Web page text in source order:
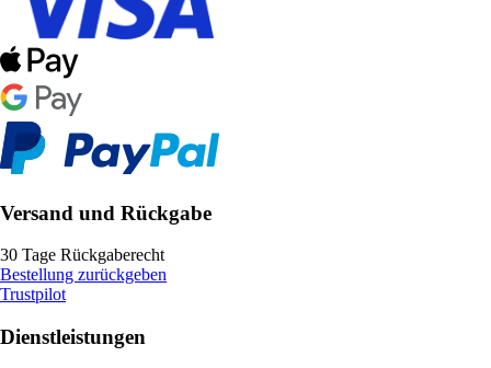
Versand und Rückgabe
30 Tage Rückgaberecht
Bestellung zurückgeben
Trustpilot
Dienstleistungen